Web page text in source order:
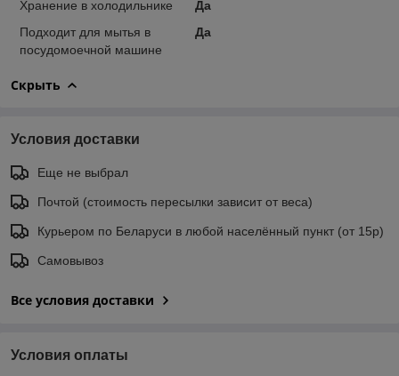
Хранение в холодильнике
Да
Подходит для мытья в
посудомоечной машине
Да
Скрыть
Условия доставки
Еще не выбрал
Почтой (стоимость пересылки зависит от веса)
Курьером по Беларуси в любой населённый пункт (от 15р)
Самовывоз
Все условия доставки
Условия оплаты